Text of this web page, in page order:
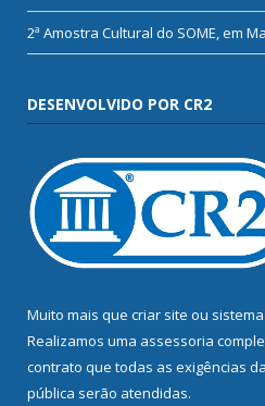
2ª Amostra Cultural do SOME, em
DESENVOLVIDO POR CR2
Muito mais que criar site ou
Realizamos uma assessoria
contrato que todas as exigências
pública serão atendidas.